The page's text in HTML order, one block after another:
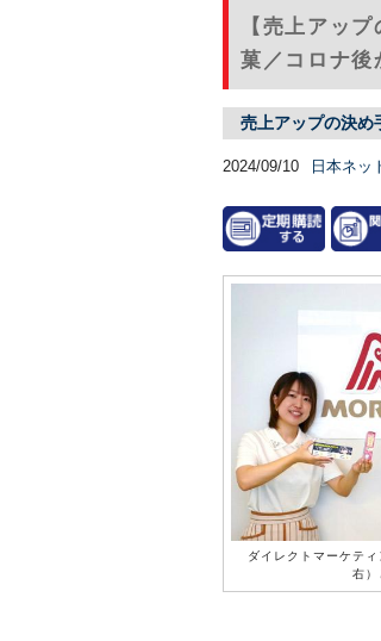
【売上アッ
菓／コロナ後
売上アップの決め
2024/09/10 日本ネッ
ダイレクトマーケテ
右）